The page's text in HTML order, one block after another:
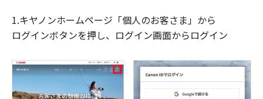
1.キヤノンホームページ「個人のお客さま」から
ログインボタンを押し、ログイン画面からログイン